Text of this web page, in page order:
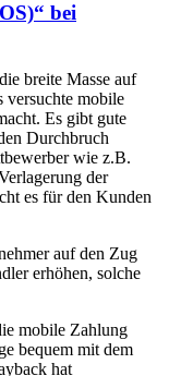
bei
breite Masse auf
versuchte mobile
Es gibt gute
Durchbruch
wie z.B.
der
es für den Kunden
auf den Zug
erhöhen, solche
mobile Zahlung
bequem mit dem
hat